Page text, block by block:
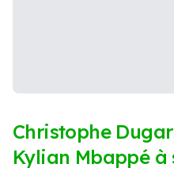
Christophe
Kylian Mbappé à